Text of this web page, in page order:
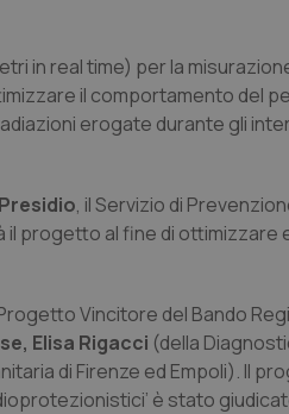
in real time) per la
il comportamento del
erogate durante gli
, il Servizio di
il progetto al fine di ottimizzare
Vincitore del Bando
Elisa Rigacci (della
di Firenze ed Empoli). Il
è stato